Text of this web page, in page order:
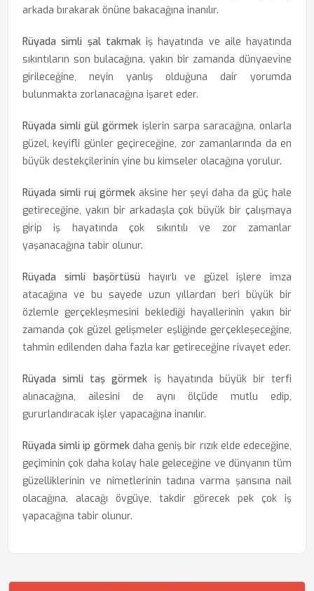
arkada bırakarak önüne bakacağına inanılır.
Rüyada simli şal takmakiş hayatında ve aile hayatında
sıkıntıların son bulacağına, yakın bir zamanda dünyaevine
girileceğine, neyin yanlış olduğuna dair yorumda
bulunmakta zorlanacağına işaret eder.
Rüyada simli gül görmek işlerin sarpa saracağına, onlarla
güzel, keyifli günler geçireceğine, zor zamanlarında da en
büyük destekçilerinin yine bu kimseler olacağına yorulur.
Rüyada simli ruj görmekaksine her şeyi daha da güç hale
getireceğine, yakın bir arkadaşla çok büyük bir çalışmaya
girip iş hayatında çok sıkıntılı ve zor zamanlar
yaşanacağına tabir olunur.
Rüyada simli başörtüsü hayırlı ve güzel işlere imza
atacağına ve bu sayede uzun yıllardan beri büyük bir
özlemle gerçekleşmesini beklediği hayallerinin yakın bir
zamanda çok güzel gelişmeler eşliğinde gerçekleşeceğine,
tahmin edilenden daha fazla kar getireceğine rivayet eder.
Rüyada simli taş görmek iş hayatında büyük bir terfi
alınacağına, ailesini de aynı ölçüde mutlu edip,
gururlandıracak işler yapacağına inanılır.
Rüyada simli ip görmekdaha geniş bir rızık elde edeceğine,
geçiminin çok daha kolay hale geleceğine ve dünyanın tüm
güzelliklerinin ve nimetlerinin tadına varma şansına nail
olacağına, alacağı övgüye, takdir görecek pek çok iş
yapacağına tabir olunur.